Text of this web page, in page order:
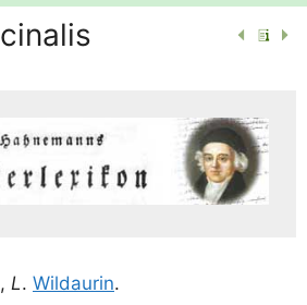
, L. Wildau­rin.